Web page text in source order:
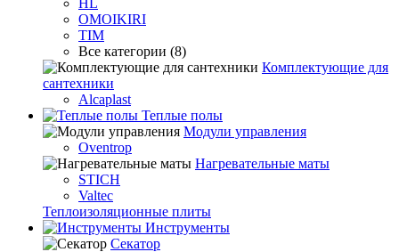
HL
OMOIKIRI
TIM
Все категории (8)
Комплектующие для
сантехники
Alcaplast
Теплые полы
Модули управления
Oventrop
Нагревательные маты
STICH
Valtec
Теплоизоляционные плиты
Инструменты
Секатор